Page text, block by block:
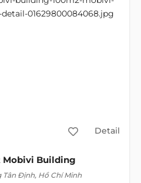
Detail
Mobivi Building
Tân Định, Hồ Chí Minh